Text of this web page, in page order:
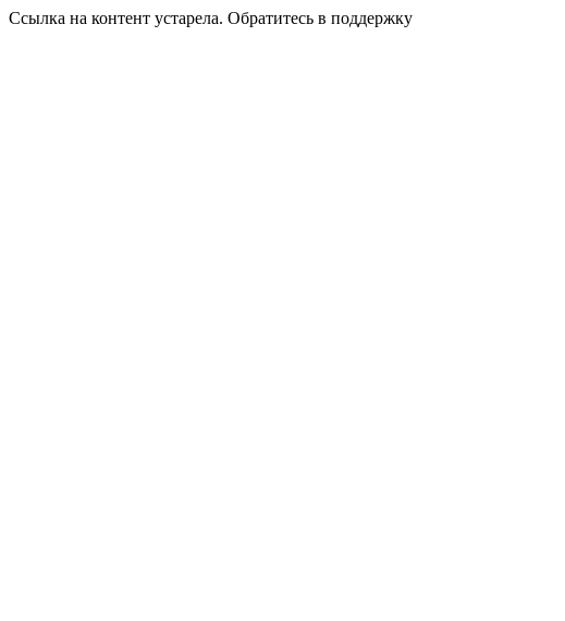
Ссылка на контент устарела. Обратитесь в поддержку